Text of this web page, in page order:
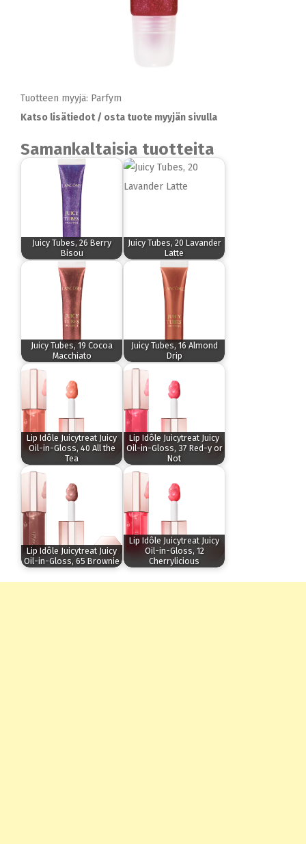
Tuotteen myyjä: Parfym
Katso lisätiedot / osta tuote myyjän sivulla
Samankaltaisia tuotteita
Juicy Tubes, 26 Berry
Bisou
Juicy Tubes, 20 Lavander
Latte
Juicy Tubes, 19 Cocoa
Macchiato
Juicy Tubes, 16 Almond
Drip
Lip Idôle Juicytreat Juicy
Oil-in-Gloss, 40 All the
Tea
Lip Idôle Juicytreat Juicy
Oil-in-Gloss, 37 Red-y or
Not
Lip Idôle Juicytreat Juicy
Oil-in-Gloss, 65 Brownie
Lip Idôle Juicytreat Juicy
Oil-in-Gloss, 12
Cherrylicious